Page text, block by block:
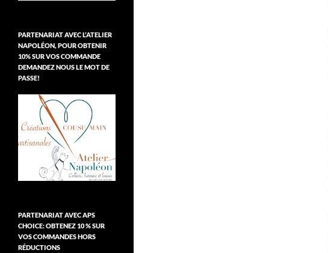
PARTENARIAT AVEC L’ATELIER
NAPOLÉON, POUR OBTENIR
10% SUR VOS COMMANDE
DEMANDEZ NOUS LE MOT DE
PASSE!
PARTENARIAT AVEC APS
CHOICE: OBTENEZ 10 % SUR
VOS COMMANDES HORS
RÉDUCTIONS